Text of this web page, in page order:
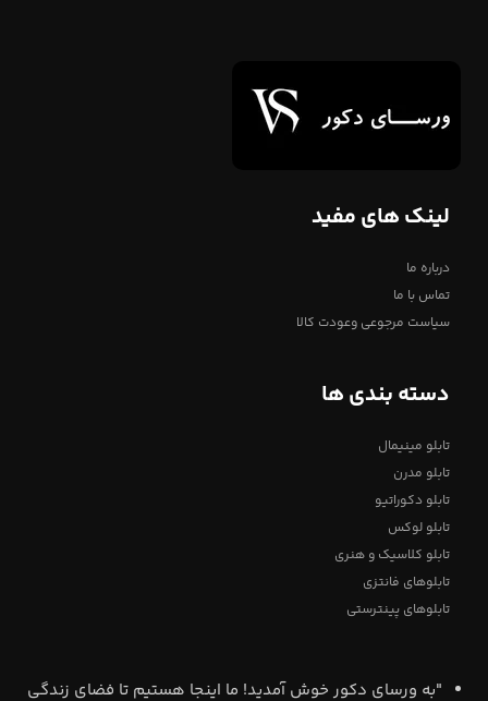
لینک های مفید
درباره ما
تماس با ما
سیاست مرجوعی وعودت کالا
دسته بندی ها
تابلو مینیمال
تابلو مدرن
تابلو دکوراتیو
تابلو لوکس
تابلو کلاسیک و هنری
تابلوهای فانتزی
تابلوهای پینترستی
"به ورسای دکور خوش آمدید! ما اینجا هستیم تا فضای زندگی